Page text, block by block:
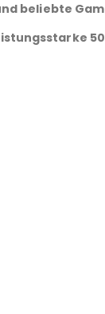
beliebte